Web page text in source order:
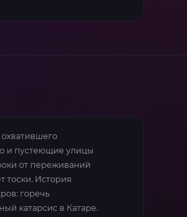
и пустеющие улицы
от переживаний
тоски. История
горечь
катарсис в Катаре.